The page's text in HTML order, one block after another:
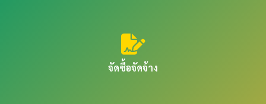
จัดซื้อจัดจ้าง